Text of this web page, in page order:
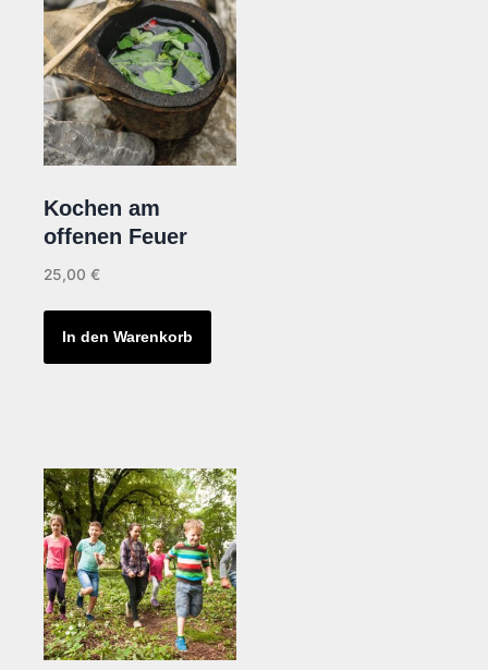
Kochen am
offenen Feuer
25,00 €
In den Warenkorb